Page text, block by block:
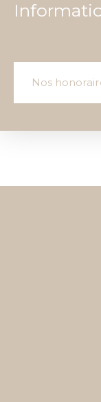
Nos